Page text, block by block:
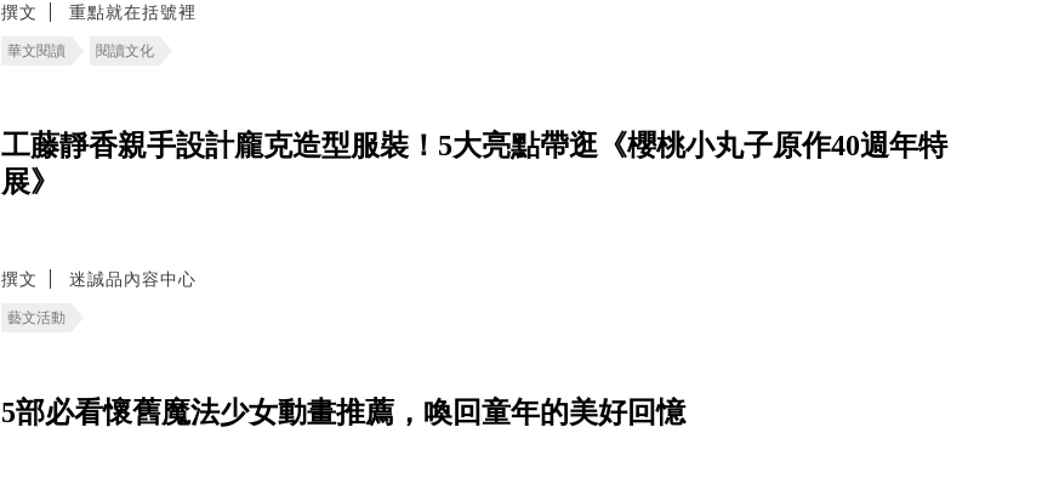
撰文 重點就在括號裡
華文閱讀 閱讀文化
工藤靜香親手設計龐克造型服裝！5大亮點帶逛《櫻桃小丸子原作40週年特
展》
撰文 迷誠品內容中心
藝文活動
5部必看懷舊魔法少女動畫推薦，喚回童年的美好回憶